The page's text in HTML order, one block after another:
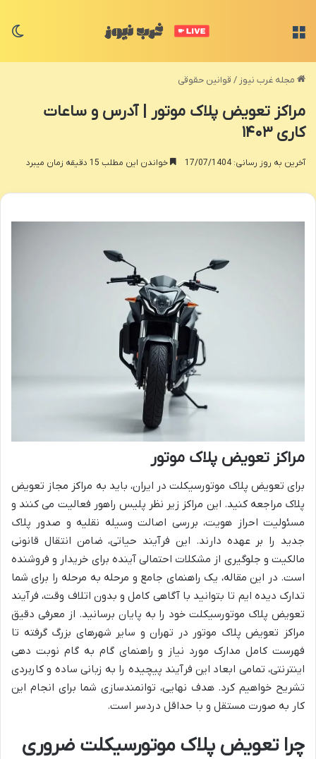
مجله غرب نیوز / قوانین حقوقی
مراکز تعویض پلاک موتور | آدرس و ساعات
کاری ۱۴۰۳
آخرین به روز رسانی: 17/07/1404 خواندن این مطلب 15 دقیقه زمان میبرد
مراکز تعویض پلاک موتور
برای تعویض پلاک موتورسیکلت در ایران، باید به مراکز مجاز تعویض
پلاک مراجعه کنید. این مراکز زیر نظر پلیس راهور فعالیت می کنند و
مسئولیت احراز هویت، بررسی اصالت وسیله نقلیه و صدور پلاک
جدید را بر عهده دارند. این فرآیند حیاتی، ضامن انتقال قانونی
مالکیت و جلوگیری از مشکلات احتمالی آینده برای خریدار و فروشنده
است. در این مقاله، یک راهنمای جامع و مرحله به مرحله را برای شما
تدارک دیده ایم تا بتوانید با آگاهی کامل و بدون اتلاف وقت، فرآیند
تعویض پلاک موتورسیکلت خود را به پایان برسانید. از معرفی دقیق
مراکز تعویض پلاک موتور در تهران و سایر شهرهای بزرگ گرفته تا
فهرست کامل مدارک مورد نیاز و راهنمای گام به گام نوبت دهی
اینترنتی، تمامی ابعاد این فرآیند پیچیده را به زبانی ساده و کاربردی
تشریح خواهیم کرد. هدف نهایی، توانمندسازی شما برای انجام این
کار به صورت مستقل و با حداقل دردسر است.
چرا تعویض پلاک موتورسیکلت ضروری